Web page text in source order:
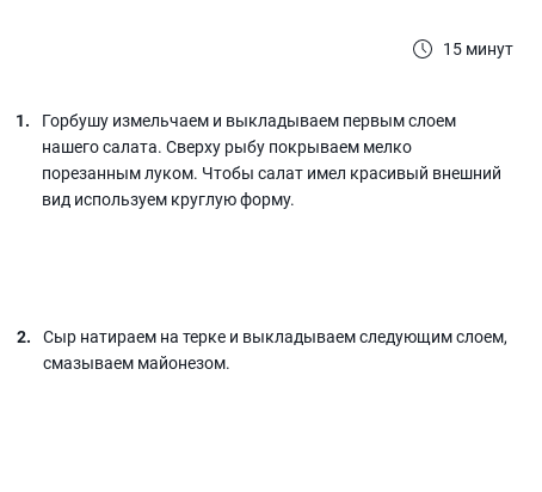
15 минут
Горбушу измельчаем и выкладываем первым слоем
нашего салата. Сверху рыбу покрываем мелко
порезанным луком. Чтобы салат имел красивый внешний
вид используем круглую форму.
Сыр натираем на терке и выкладываем следующим слоем,
смазываем майонезом.